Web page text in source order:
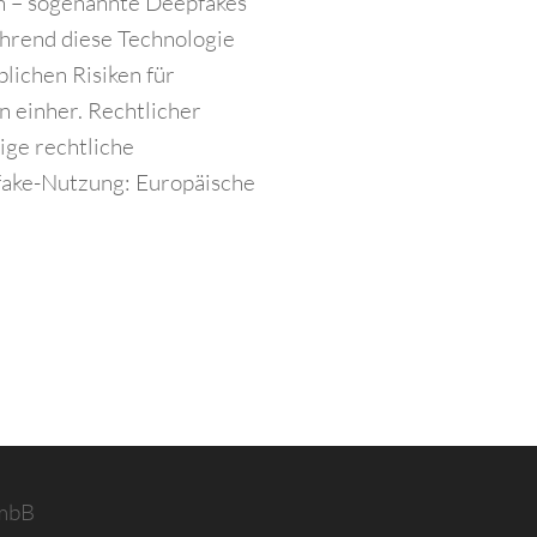
diese Technologie
Risiken für
einher. Rechtlicher
rechtliche
Nutzung: Europäische